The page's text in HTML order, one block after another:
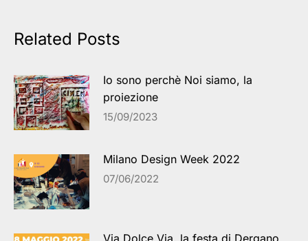
Related Posts
Io sono perchè Noi siamo, la
proiezione
15/09/2023
Milano Design Week 2022
07/06/2022